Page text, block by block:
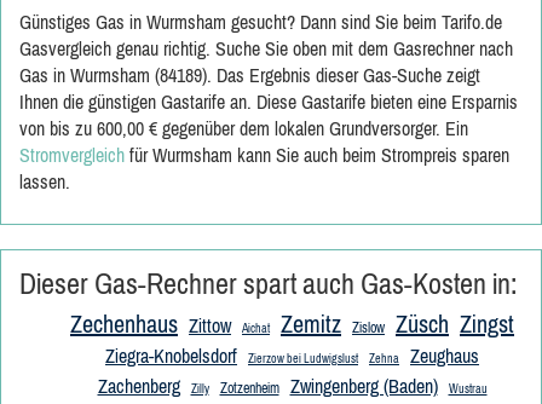
Günstiges Gas in Wurmsham gesucht? Dann sind Sie beim Tarifo.de
Gasvergleich genau richtig. Suche Sie oben mit dem Gasrechner nach
Gas in Wurmsham (84189). Das Ergebnis dieser Gas-Suche zeigt
Ihnen die günstigen Gastarife an. Diese Gastarife bieten eine Ersparnis
von bis zu 600,00 € gegenüber dem lokalen Grundversorger. Ein
Stromvergleich für Wurmsham kann Sie auch beim Strompreis sparen
lassen.
Dieser Gas-Rechner spart auch Gas-Kosten in:
Zechenhaus Zittow Aichat Zemitz Zislow Züsch Zingst
Ziegra-Knobelsdorf Zierzow bei Ludwigslust Zehna
Zeughaus
Zachenberg
Zilly Zotzenheim Zwingenberg (Baden) Wustrau